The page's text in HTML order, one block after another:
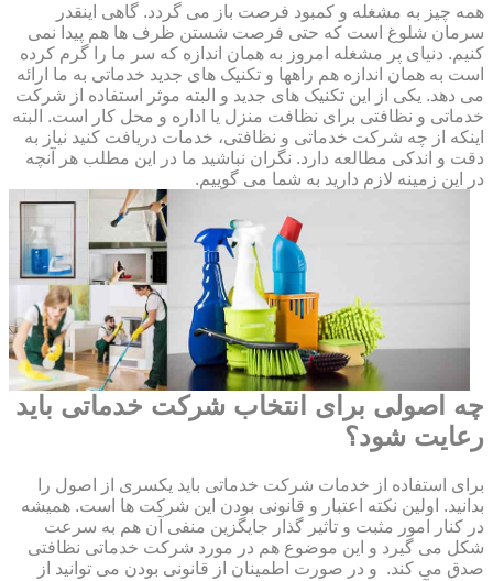
همه چیز به مشغله و کمبود فرصت باز می گردد. گاهی اینقدر
سرمان شلوغ است که حتی فرصت شستن ظرف ها هم پیدا نمی
کنیم. دنیای پر مشغله امروز به همان اندازه که سر ما را گرم کرده
است به همان اندازه هم راهها و تکنیک های جدید خدماتی به ما ارائه
می دهد. یکی از این تکنیک های جدید و البته موثر استفاده از شرکت
خدماتی و نظافتی برای نظافت منزل یا اداره و محل کار است. البته
اینکه از چه شرکت خدماتی و نظافتی، خدمات دریافت کنید نیاز به
دقت و اندکی مطالعه دارد. نگران نباشید ما در این مطلب هر آنچه
در این زمینه لازم دارید به شما می گوییم.
چه اصولی برای انتخاب شرکت خدماتی باید
رعایت شود؟
برای استفاده از خدمات شرکت خدماتی باید یکسری از اصول را
بدانید. اولین نکته اعتبار و قانونی بودن این شرکت ها است. همیشه
در کنار امور مثبت و تاثیر گذار جایگزین منفی آن هم به سرعت
شکل می گیرد و این موضوع هم در مورد شرکت خدماتی نظافتی
صدق می کند. و در صورت اطمینان از قانونی بودن می توانید از